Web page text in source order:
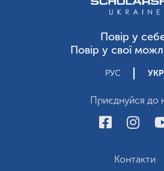
Повір у
Повір у свої
РУС УКР
Приєднуйся до
Контакти